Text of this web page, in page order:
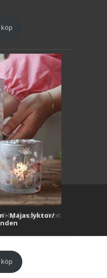
- Majas lyktor/
by TemplatesNext.